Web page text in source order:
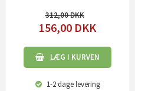
312,00
156,00 DKK
LÆG I KURVEN
1-2 dagelevering